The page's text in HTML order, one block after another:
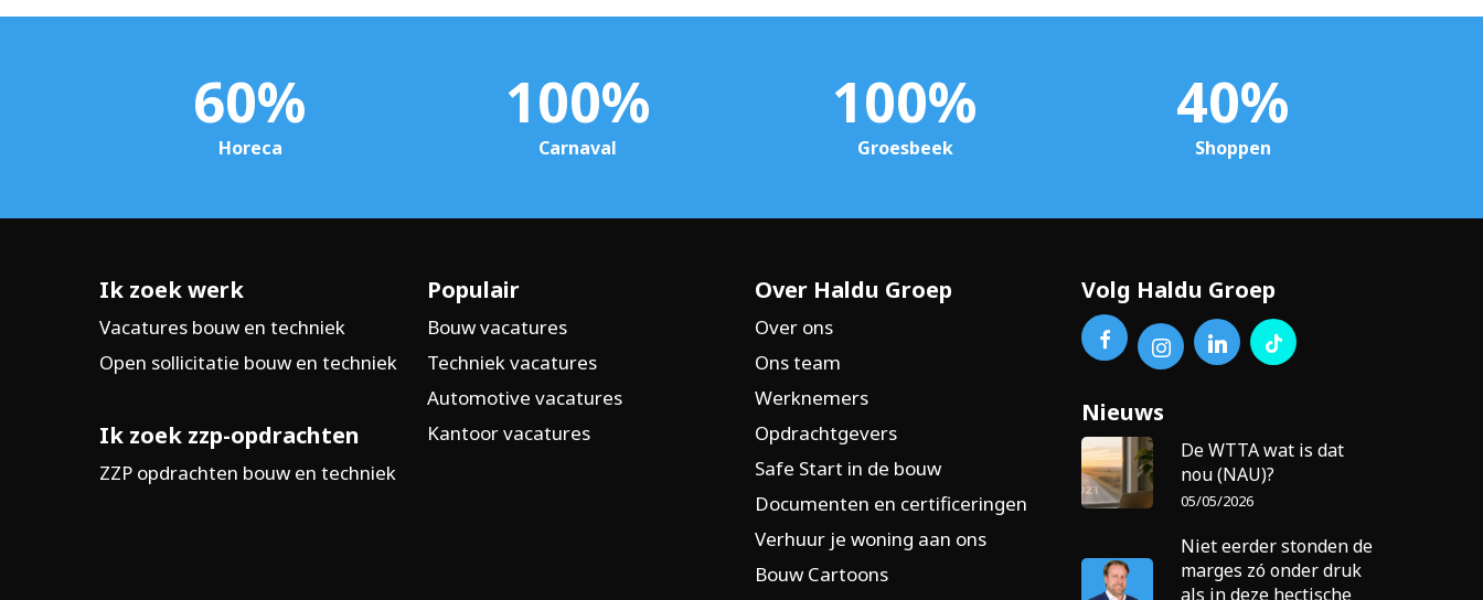
60%
Horeca
100%
Carnaval
100%
Groesbeek
40%
Shoppen
Ik zoek werk
Vacatures bouw en techniek
Open sollicitatie bouw en techniek
Ik zoek zzp-opdrachten
ZZP opdrachten bouw en techniek
Populair
Bouw vacatures
Techniek vacatures
Automotive vacatures
Kantoor vacatures
Over Haldu Groep
Over ons
Ons team
Werknemers
Opdrachtgevers
Safe Start in de bouw
Documenten en certificeringen
Verhuur je woning aan ons
Bouw Cartoons
Volg Haldu Groep
Nieuws
De WTTA wat is dat
nou (NAU)?
05/05/2026
Niet eerder stonden de
marges zó onder druk
als in deze hectische